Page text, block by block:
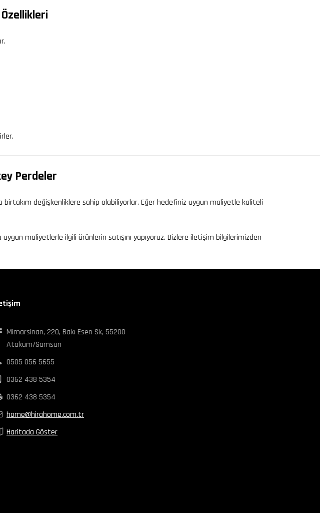
Perdeler
değişkenliklere sahip olabiliyorlar. Eğer hedefiniz uygun maliyetle kaliteli
maliyetlerle ilgili ürünlerin satışını yapıyoruz. Bizlere iletişim bilgilerimizden
Mimarsinan, 220, Bakı Esen Sk, 55200
Atakum/Samsun
0505 056 5655
0362 438 5354
0362 438 5354
home@hirahome.com.tr
Haritada Göster